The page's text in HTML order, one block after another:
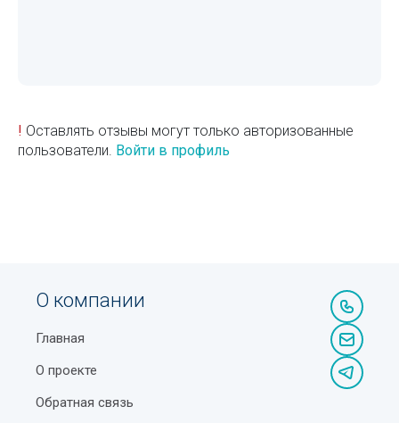
! Оставлять отзывы могут только авторизованные
пользователи. Войти в профиль
О компании
Главная
О проекте
Обратная связь